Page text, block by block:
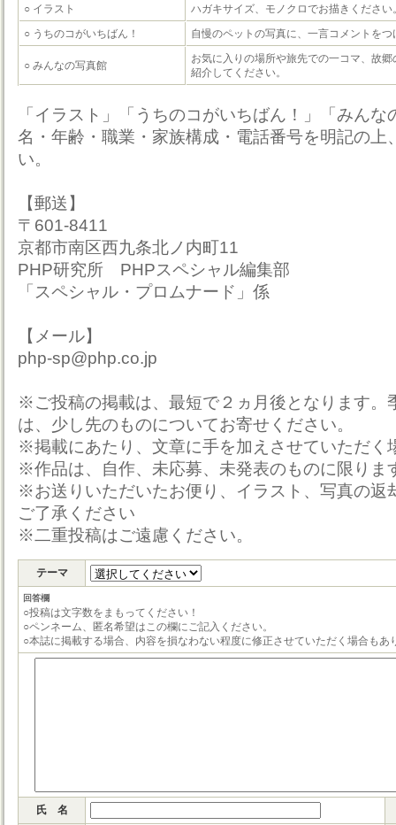
○ イラスト
ハガキサイズ、モノクロでお描きください
○ うちのコがいちばん！
自慢のペットの写真に、一言コメントを
○ みんなの写真館
お気に入りの場所や旅先での一コマ、故
紹介してください。
「イラスト」「うちのコがいちばん！」「みん
名・年齢・職業・家族構成・電話番号を明記の上
い。
【郵送】
〒601-8411
京都市南区西九条北ノ内町11
PHP研究所 PHPスペシャル編集部
「スペシャル・プロムナード」係
【メール】
php-sp@php.co.jp
※ご投稿の掲載は、最短で２ヵ月後となります。
は、少し先のものについてお寄せください。
※掲載にあたり、文章に手を加えさせていただく
※作品は、自作、未応募、未発表のものに限りま
※お送りいただいたお便り、イラスト、写真の返
ご了承ください
※二重投稿はご遠慮ください。
テーマ
回答欄
○投稿は文字数をまもってください！
○ペンネーム、匿名希望はこの欄にご記入ください。
○本誌に掲載する場合、内容を損なわない程度に修正させていただく場合もあ
氏 名